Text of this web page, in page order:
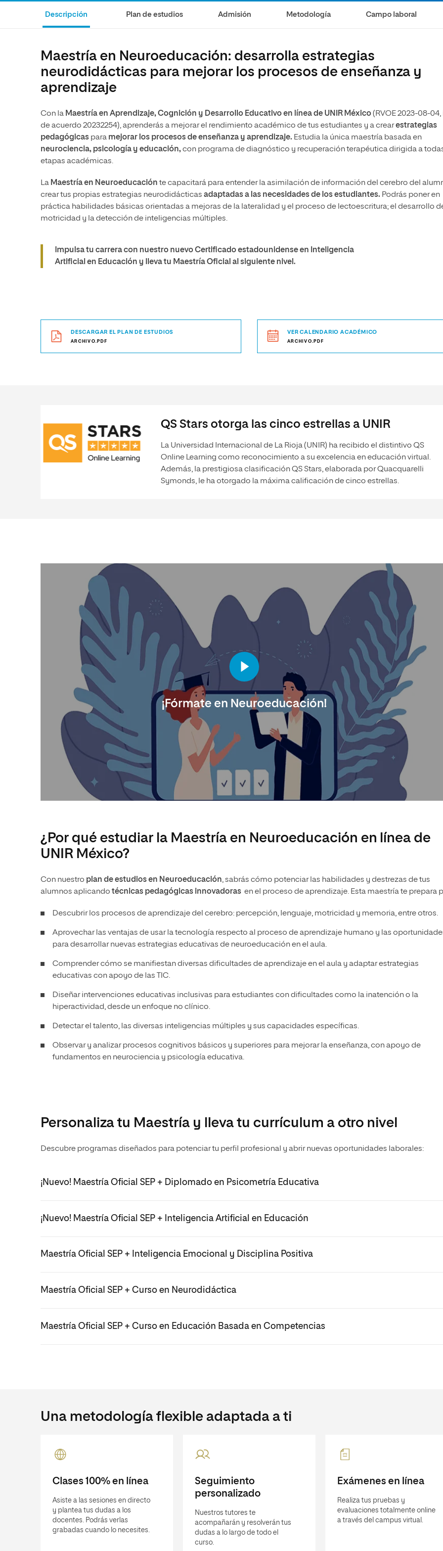
Comunicación y Mercadotecnia
Ciencias Políticas y Relaciones
Ciencias Sociales
Ciencias Sociales
Educación
Economía y Negocios
Descripción Plan de estudios Admisión Metodología Campo laboral
Maestría en Neuroeducación: desarrolla estrategias
neurodidácticas para mejorar los procesos de enseñanza y
aprendizaje
Con la Maestría en Aprendizaje, Cognición y Desarrollo Educativo en línea de UNIR México(RVOE 2023-08-04,
de acuerdo 20232254), aprenderás a mejorar el rendimiento académico de tus estudiantes y a crearestrategias
pedagógicas para mejorar los procesos de enseñanza y aprendizaje. Estudia la única maestría basada en
neurociencia, psicología y educación,con programa de diagnóstico y recuperación terapéutica dirigida a
etapas académicas.
La Maestría en Neuroeducación te capacitará para entender la asimilación de información del cerebro del
crear tus propias estrategias neurodidácticas adaptadas a las necesidades de los estudiantes. Podrás poner en
práctica habilidades básicas orientadas a mejoras de la lateralidad y el proceso de lectoescritura; el desarrollo
motricidad y la detección de inteligencias múltiples.
Impulsa tu carrera con nuestro nuevo Certificado estadounidense en Inteligencia
Artificial en Educación y lleva tu Maestría Oficial al siguiente nivel.
DESCARGAR EL PLAN DE ESTUDIOS
ARCHIVO.PDF
VER CALENDARIO ACADÉMICO
ARCHIVO.PDF
QS Stars otorga las cinco estrellas a UNIR
La Universidad Internacional de La Rioja (UNIR) ha recibido el distintivo QS
Online Learning como reconocimiento a su excelencia en educación virtual.
Además, la prestigiosa clasificación QS Stars, elaborada por Quacquarelli
Symonds, le ha otorgado la máxima calificación de cinco estrellas.
¡Fórmate en Neuroeducación!
¿Por qué estudiar la Maestría en Neuroeducación en línea de
UNIR México?
Con nuestro plan de estudios en Neuroeducación, sabrás cómo potenciar las habilidades y destrezas de tus
alumnos aplicando técnicas pedagógicas innovadoras en el proceso de aprendizaje. Esta maestría te prepara
Descubrir los procesos de aprendizaje del cerebro: percepción, lenguaje, motricidad y memoria, entre otros.
Aprovechar las ventajas de usar la tecnología respecto al proceso de aprendizaje humano y las
para desarrollar nuevas estrategias educativas de neuroeducación en el aula.
Comprender cómo se manifiestan diversas dificultades de aprendizaje en el aula y adaptar estrategias
educativas con apoyo de las TIC.
Diseñar intervenciones educativas inclusivas para estudiantes con dificultades como la inatención o la
hiperactividad, desde un enfoque no clínico.
Detectar el talento, las diversas inteligencias múltiples y sus capacidades específicas.
Observar y analizar procesos cognitivos básicos y superiores para mejorar la enseñanza, con apoyo de
fundamentos en neurociencia y psicología educativa.
Personaliza tu Maestría y lleva tu currículum a otro nivel
Descubre programas diseñados para potenciar tu perfil profesional y abrir nuevas oportunidades laborales:
¡Nuevo! Maestría Oficial SEP + Diplomado en Psicometría Educativa
¡Nuevo! Maestría Oficial SEP + Inteligencia Artificial en Educación
Maestría Oficial SEP + Inteligencia Emocional y Disciplina Positiva
Maestría Oficial SEP + Curso en Neurodidáctica
Maestría Oficial SEP + Curso en Educación Basada en Competencias
Una metodología flexible adaptada a ti
Clases 100% en línea
Asiste a las sesiones en directo
y plantea tus dudas a los
docentes. Podrás verlas
grabadas cuando lo necesites.
Seguimiento
personalizado
Nuestros tutores te
acompañarán y resolverán tus
dudas a lo largo de todo el
curso.
Exámenes en línea
Realiza tus pruebas y
evaluaciones totalmente online
a través del campus virtual.